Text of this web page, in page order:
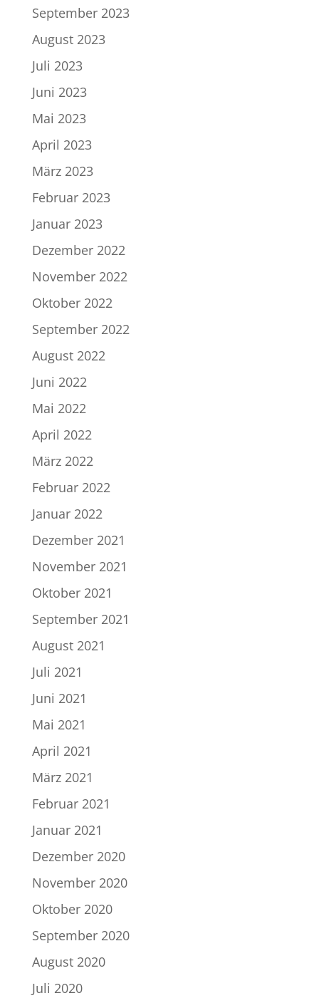
September 2023
August 2023
Juli 2023
Juni 2023
Mai 2023
April 2023
März 2023
Februar 2023
Januar 2023
Dezember 2022
November 2022
Oktober 2022
September 2022
August 2022
Juni 2022
Mai 2022
April 2022
März 2022
Februar 2022
Januar 2022
Dezember 2021
November 2021
Oktober 2021
September 2021
August 2021
Juli 2021
Juni 2021
Mai 2021
April 2021
März 2021
Februar 2021
Januar 2021
Dezember 2020
November 2020
Oktober 2020
September 2020
August 2020
Juli 2020